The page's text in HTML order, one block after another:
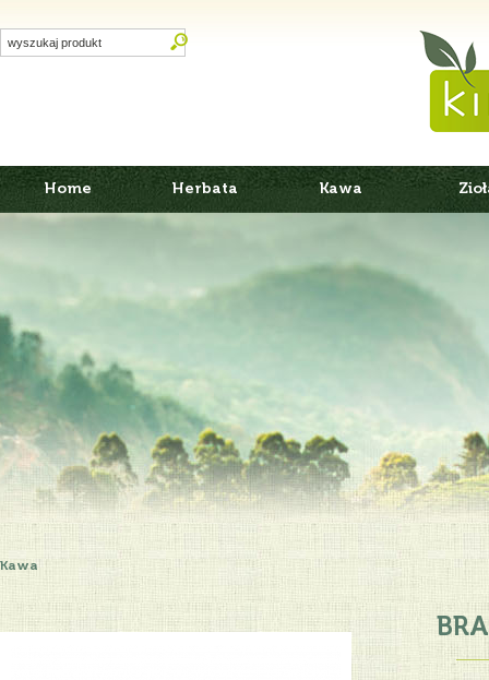
Home Herbata Kawa
Kawa